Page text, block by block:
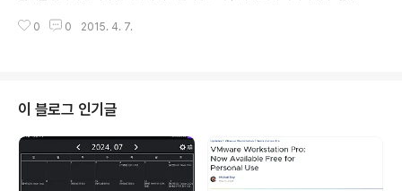
었다는걸 알게 되었습니다. 직접 연관성을 확인하긴 어렵
신입 분석가 JYP와 같이 작업했습니다. 원래는 설 전에 작성하려 했지만 매크
학 기법 사용하는 매크로 악성코드 주의 (http://asec.ahnlab.com/1027)
[Threat Analysis] 매크로 악성코드 증가…올드보이의 귀환? ..
0 0 2015. 4. 7.
이 블로그 인기글